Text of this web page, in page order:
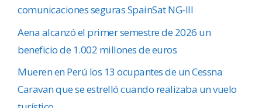
comunicaciones seguras SpainSat NG-III
Aena alcanzó el primer semestre de 2026 un
beneficio de 1.002 millones de euros
Mueren en Perú los 13 ocupantes de un Cessna
Caravan que se estrelló cuando realizaba un vuelo